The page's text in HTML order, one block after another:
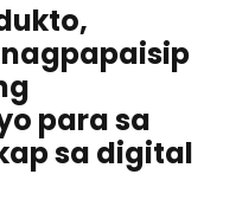
para sa
sa digital